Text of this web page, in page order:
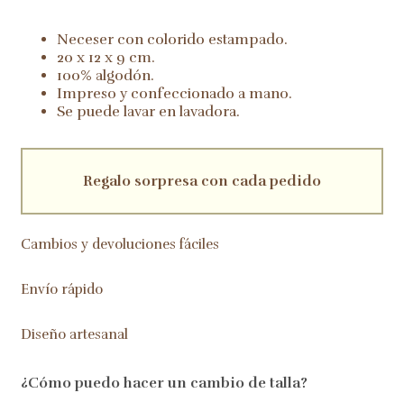
Neceser con colorido estampado.
20 x 12 x 9 cm.
100% algodón.
Impreso y confeccionado a mano.
Se puede lavar en lavadora.
Regalo sorpresa con cada pedido
Cambios y devoluciones fáciles
Envío rápido
Diseño artesanal
¿Cómo puedo hacer un cambio de talla?